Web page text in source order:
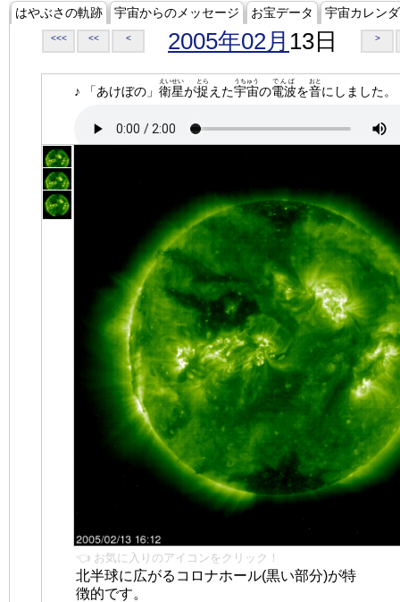
はやぶさの軌跡 宇宙からのメッセージ お宝データ 宇宙カレン
<<< << < 2005年02月 13日 >
♪ 「あけぼの」 衛星
えいせい
が捉
とら
えた宇宙
うちゅう
の電波
でんぱ
を音
おと
にしました。
👈 お気に入りのアイコンをクリック！
北半球に広がるコロナホール(黒い部分)が特
徴的です。